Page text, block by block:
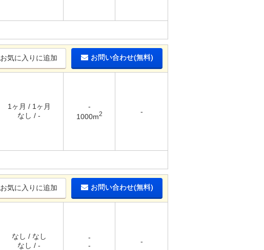
お気に入りに追加 お問い合わせ(無料)
1ヶ月 / 1ヶ月
なし / -
-
1000m2 -
お気に入りに追加 お問い合わせ(無料)
なし / なし
なし / -
-
-
-